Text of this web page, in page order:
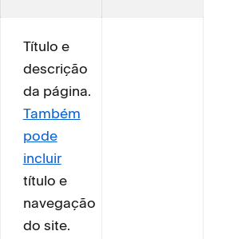
Título e
descrição
da página.
Também
pode
incluir
título e
navegação
do site.